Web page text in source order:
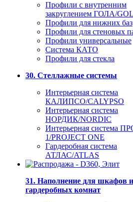
Профили с внутренним
закруглением ГОЛА/
Профили для нижних баз
Профили для стеновых
Профили универсальные
Система КАТО
Профили для стекла
30. Стеллажные системы
Интерьерная система
КАЛИПСО/CALYPSO
Интерьерная система
НОРДИК/NORDIC
Интерьерная система
1/PROJECT ONE
Гардеробная система
АТЛАС/ATLAS
31. Наполнение для шкафов и
гардеробных комнат